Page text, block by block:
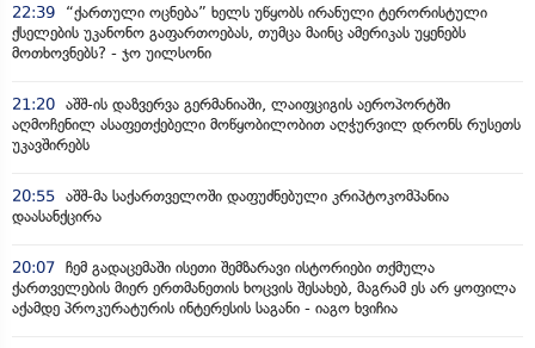
22:39
“ქართული ოცნება” ხელს უწყობს ირანული ტერორისტული
ქსელების უკანონო გაფართოებას, თუმცა მაინც ამერიკას უყენებს
მოთხოვნებს? - ჯო უილსონი
21:20 აშშ-ის დაზვერვა გერმანიაში, ლაიფციგის აეროპორტში
აღმოჩენილ ასაფეთქებელი მოწყობილობით აღჭურვილ დრონს რუსეთს
უკავშირებს
20:55 აშშ-მა საქართველოში დაფუძნებული კრიპტოკომპანია
დაასანქცირა
20:07 ჩემ გადაცემაში ისეთი შემზარავი ისტორიები თქმულა
ქართველების მიერ ერთმანეთის ხოცვის შესახებ, მაგრამ ეს არ ყოფილა
აქამდე პროკურატურის ინტერესის საგანი - იაგო ხვიჩია